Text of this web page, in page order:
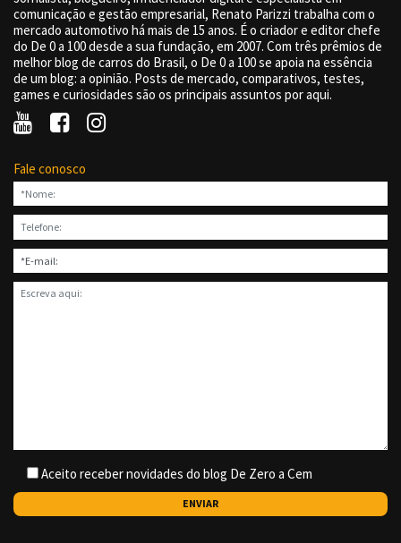
comunicação e gestão empresarial, Renato Parizzi trabalha com o
mercado automotivo há mais de 15 anos. É o criador e editor chefe
do De 0 a 100 desde a sua fundação, em 2007. Com três prêmios de
melhor blog de carros do Brasil, o De 0 a 100 se apoia na essência
de um blog: a opinião. Posts de mercado, comparativos, testes,
games e curiosidades são os principais assuntos por aqui.
Fale conosco
Aceito receber novidades do blog De Zero a Cem